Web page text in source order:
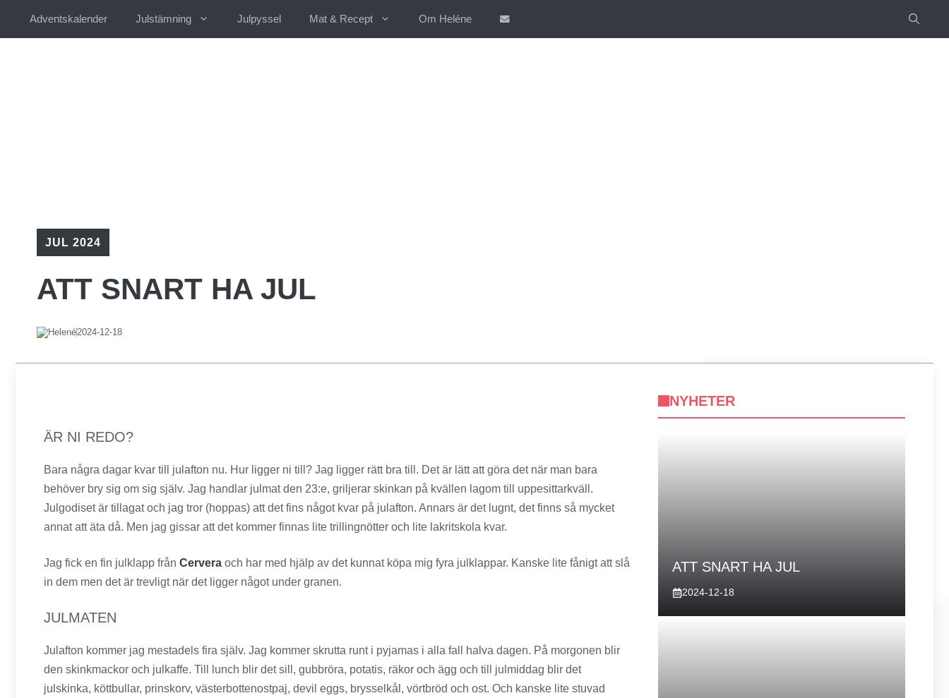
Adventskalender Julstämning Julpyssel Mat & Recept Om Heléne
JUL 2024
ATT SNART HA JUL
Helené2024-12-18
ÄR NI REDO?
Bara några dagar kvar till julafton nu. Hur ligger ni till? Jag ligger rätt bra till. Det är lätt att göra det när man bara
behöver bry sig om sig själv. Jag handlar julmat den 23:e, griljerar skinkan på kvällen lagom till uppesittarkväll.
Julgodiset är tillagat och jag tror (hoppas) att det fins något kvar på julafton. Annars är det lugnt, det finns så mycket
annat att äta då. Men jag gissar att det kommer finnas lite trillingnötter och lite lakritskola kvar.
Jag fick en fin julklapp från Cervera och har med hjälp av det kunnat köpa mig fyra julklappar. Kanske lite fånigt att slå
in dem men det är trevligt när det ligger något under granen.
JULMATEN
Julafton kommer jag mestadels fira själv. Jag kommer skrutta runt i pyjamas i alla fall halva dagen. På morgonen blir
den skinkmackor och julkaffe. Till lunch blir det sill, gubbröra, potatis, räkor och ägg och till julmiddag blir det
julskinka, köttbullar, prinskorv, västerbottenostpaj, devil eggs, brysselkål, vörtbröd och ost. Och kanske lite stuvad
NYHETER
ATT SNART HA JUL
2024-12-18